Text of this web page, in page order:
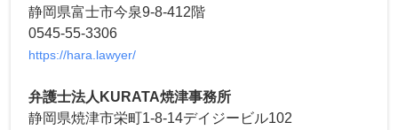
静岡県富士市今泉9-8-412階
0545-55-3306
https://hara.lawyer/
弁護士法人KURATA焼津事務所
静岡県焼津市栄町1-8-14デイジービル102